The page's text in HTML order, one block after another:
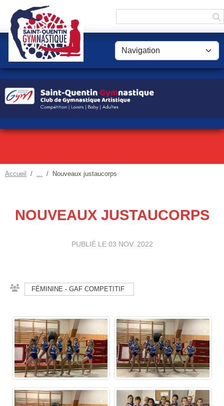
Accueil Nouveaux justaucorps
NOUVEAUX JUSTAUCORPS
PUBLIÉ LE 03 NOV. 2022
FÉMININE - GAF COMPETITIF
Panneau de gestion des cookies